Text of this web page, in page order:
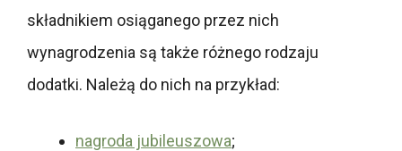
składnikiem osiąganego przez nich
wynagrodzenia są także różnego rodzaju
dodatki. Należą do nich na przykład:
nagroda jubileuszowa;